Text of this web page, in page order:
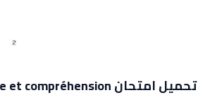
تحميل امتحان Lecture et compréhension سنة ثالثة الثلاثي الأول